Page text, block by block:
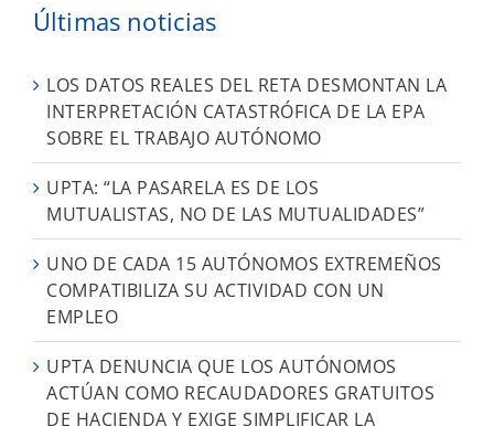
Últimas noticias
LOS DATOS REALES DEL RETA DESMONTAN LA
INTERPRETACIÓN CATASTRÓFICA DE LA EPA
SOBRE EL TRABAJO AUTÓNOMO
UPTA: “LA PASARELA ES DE LOS
MUTUALISTAS, NO DE LAS MUTUALIDADES”
UNO DE CADA 15 AUTÓNOMOS EXTREMEÑOS
COMPATIBILIZA SU ACTIVIDAD CON UN
EMPLEO
UPTA DENUNCIA QUE LOS AUTÓNOMOS
ACTÚAN COMO RECAUDADORES GRATUITOS
DE HACIENDA Y EXIGE SIMPLIFICAR LA